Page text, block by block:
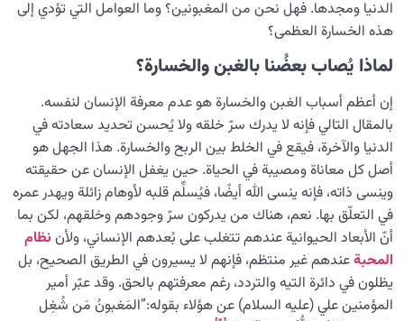
الدنيا ومجدها. فهل نحن من المغبونين؟ وما العوامل التي تؤدي إلى
هذه الخسارة العظمى؟
لماذا يُصاب بعضُنا بالغبن والخسارة؟
إن أعظم أسباب الغبن والخسارة هو عدم معرفة الإنسان لنفسه.
بالمقال التالي فإنه لا يدرك سرّ خلقه ولا يُحسن تحديد سعادته في
الدنيا والآخرة، فيقع في الخلط بين الربح والخسارة. هذا الجهل هو
أصل كل معاناة ومصيبة في الحياة. حين يغفل الإنسان عن حقيقته
وينسى ذاته، فإنه ينسى الله أيضًا، فيُسلِّم قلبه لأوهام زائلة ويهدر عمره
في التعلّق بها. نعم، هناك من يدركون سرّ وجودهم وخلقهم، لكن بما
أنّ الأبعاد الحيوانية عندهم تتغلب على بُعدهم الإنساني، ولأن نظام
المحبةعندهم غير منتظم، فإنهم لا يسيرون في الطريق الصحيح، بل
يظلون في دائرة التيه والتردد، رغم معرفتهم بالحق. وقد عبّر أمير
المؤمنين علي (عليه السلام) عن هؤلاء بقوله:”المَغبونُ مَن شُغِل